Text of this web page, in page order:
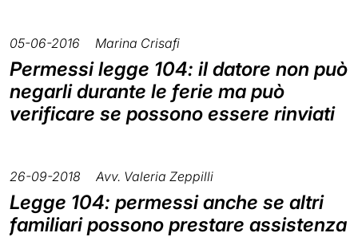
05-06-2016 Marina Crisafi
Permessi legge 104: il datore non può
negarli durante le ferie ma può
verificare se possono essere rinviati
26-09-2018 Avv. Valeria Zeppilli
Legge 104: permessi anche se altri
familiari possono prestare assistenza